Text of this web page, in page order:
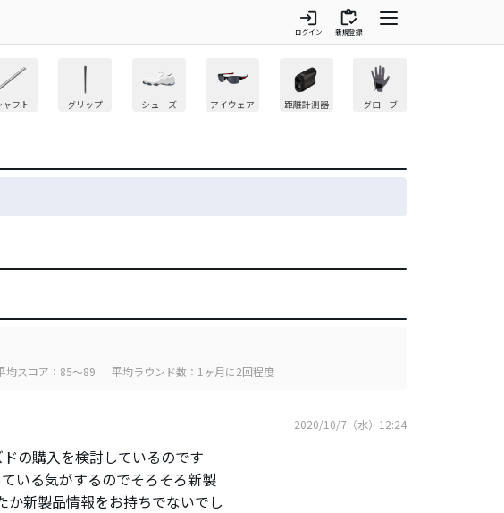
login
ログイン
inventory
新規登録
ャフト グリップ シューズ アイウェア 距離計測器 グローブ
均スコア：85～89 平均ラウンド数：1ヶ月に2回程度
2020/10/7（水）12:24
の購入を検討しているのです
いる気がするのでそろそろ新製
新製品情報をお持ちでないでし